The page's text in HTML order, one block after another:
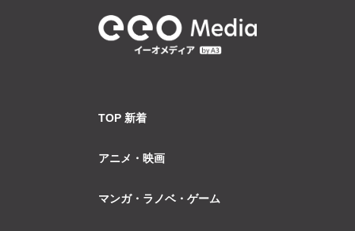
TOP 新着
アニメ・映画
マンガ・ラノベ・ゲーム